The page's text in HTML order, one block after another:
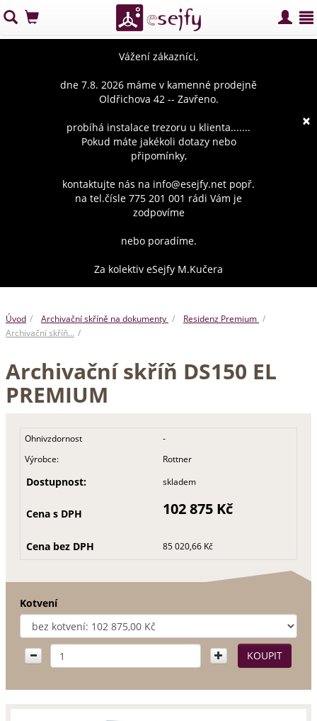
×
Vážení zákazníci,
dne 7.8. 2026 máme v kamenné prodejně
Oldřichova 42 -- Zavřeno.
probíhá instalace trezoru u klienta.......
Pokud máte jakékoli dotazy nebo
připomínky,
kontaktujte nás na info@esejfy.net popř.
na tel.čísle 775 201 001 rádi Vám je
zodpovíme
nebo poradíme.
Za kolektiv eSejfy M.Kučera
Úvod Archivační skříně na dokumenty
Residenz Premium
Archivační skříň…
Archivační skříň DS150 EL
PREMIUM
Ohnivzdornost
-
Výrobce:
Rottner
Dostupnost: skladem
Cena s DPH 102 875 Kč
Cena bez DPH 85 020,66 Kč
Kotvení